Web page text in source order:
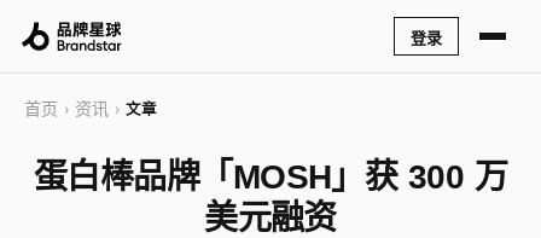
登录
首页 › 资讯 › 文章
蛋白棒品牌「MOSH」获 300 万
美元融资